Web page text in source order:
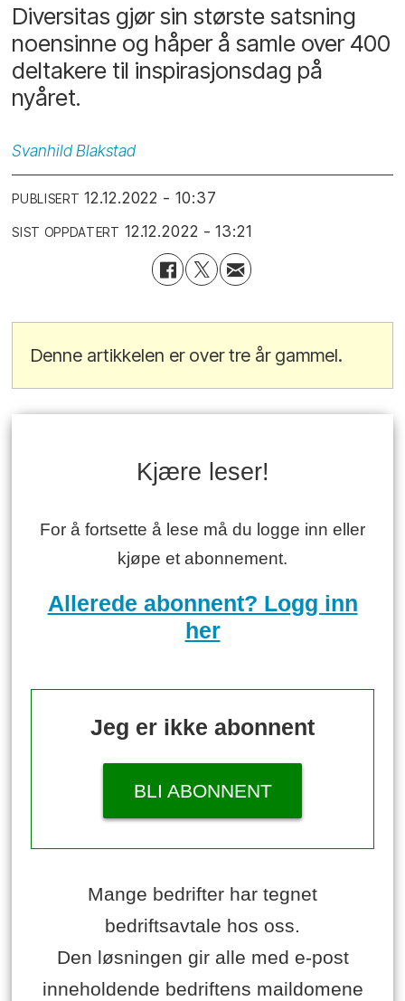
Diversitas gjør sin største satsning
noensinne og håper å samle over 400
deltakere til inspirasjonsdag på
nyåret.
Svanhild Blakstad
PUBLISERT 12.12.2022 - 10:37
SIST OPPDATERT 12.12.2022 - 13:21
Denne artikkelen er over tre år gammel.
Kjære leser!
For å fortsette å lese må du logge inn eller
kjøpe et abonnement.
Allerede abonnent? Logg inn
her
Jeg er ikke abonnent
BLI ABONNENT
Mange bedrifter har tegnet
bedriftsavtale hos oss.
Den løsningen gir alle med e-post
inneholdende bedriftens maildomene